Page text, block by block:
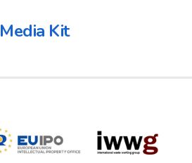
Media Kit